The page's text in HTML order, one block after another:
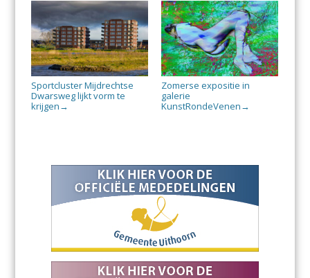
Sportcluster Mijdrechtse
Dwarsweg lijkt vorm te
krijgen →
Zomerse expositie in
galerie
KunstRondeVenen →